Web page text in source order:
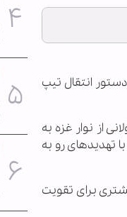
انتقال تیپ
از نوار غزه به
تهدیدهای رو به
برای تقویت